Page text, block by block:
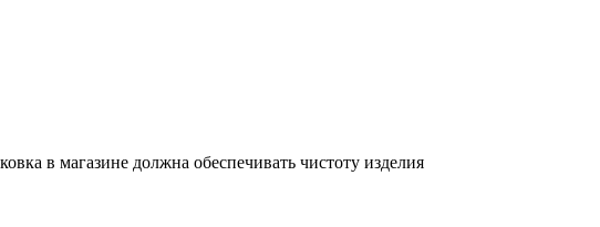
в магазине должна обеспечивать чистоту изделия